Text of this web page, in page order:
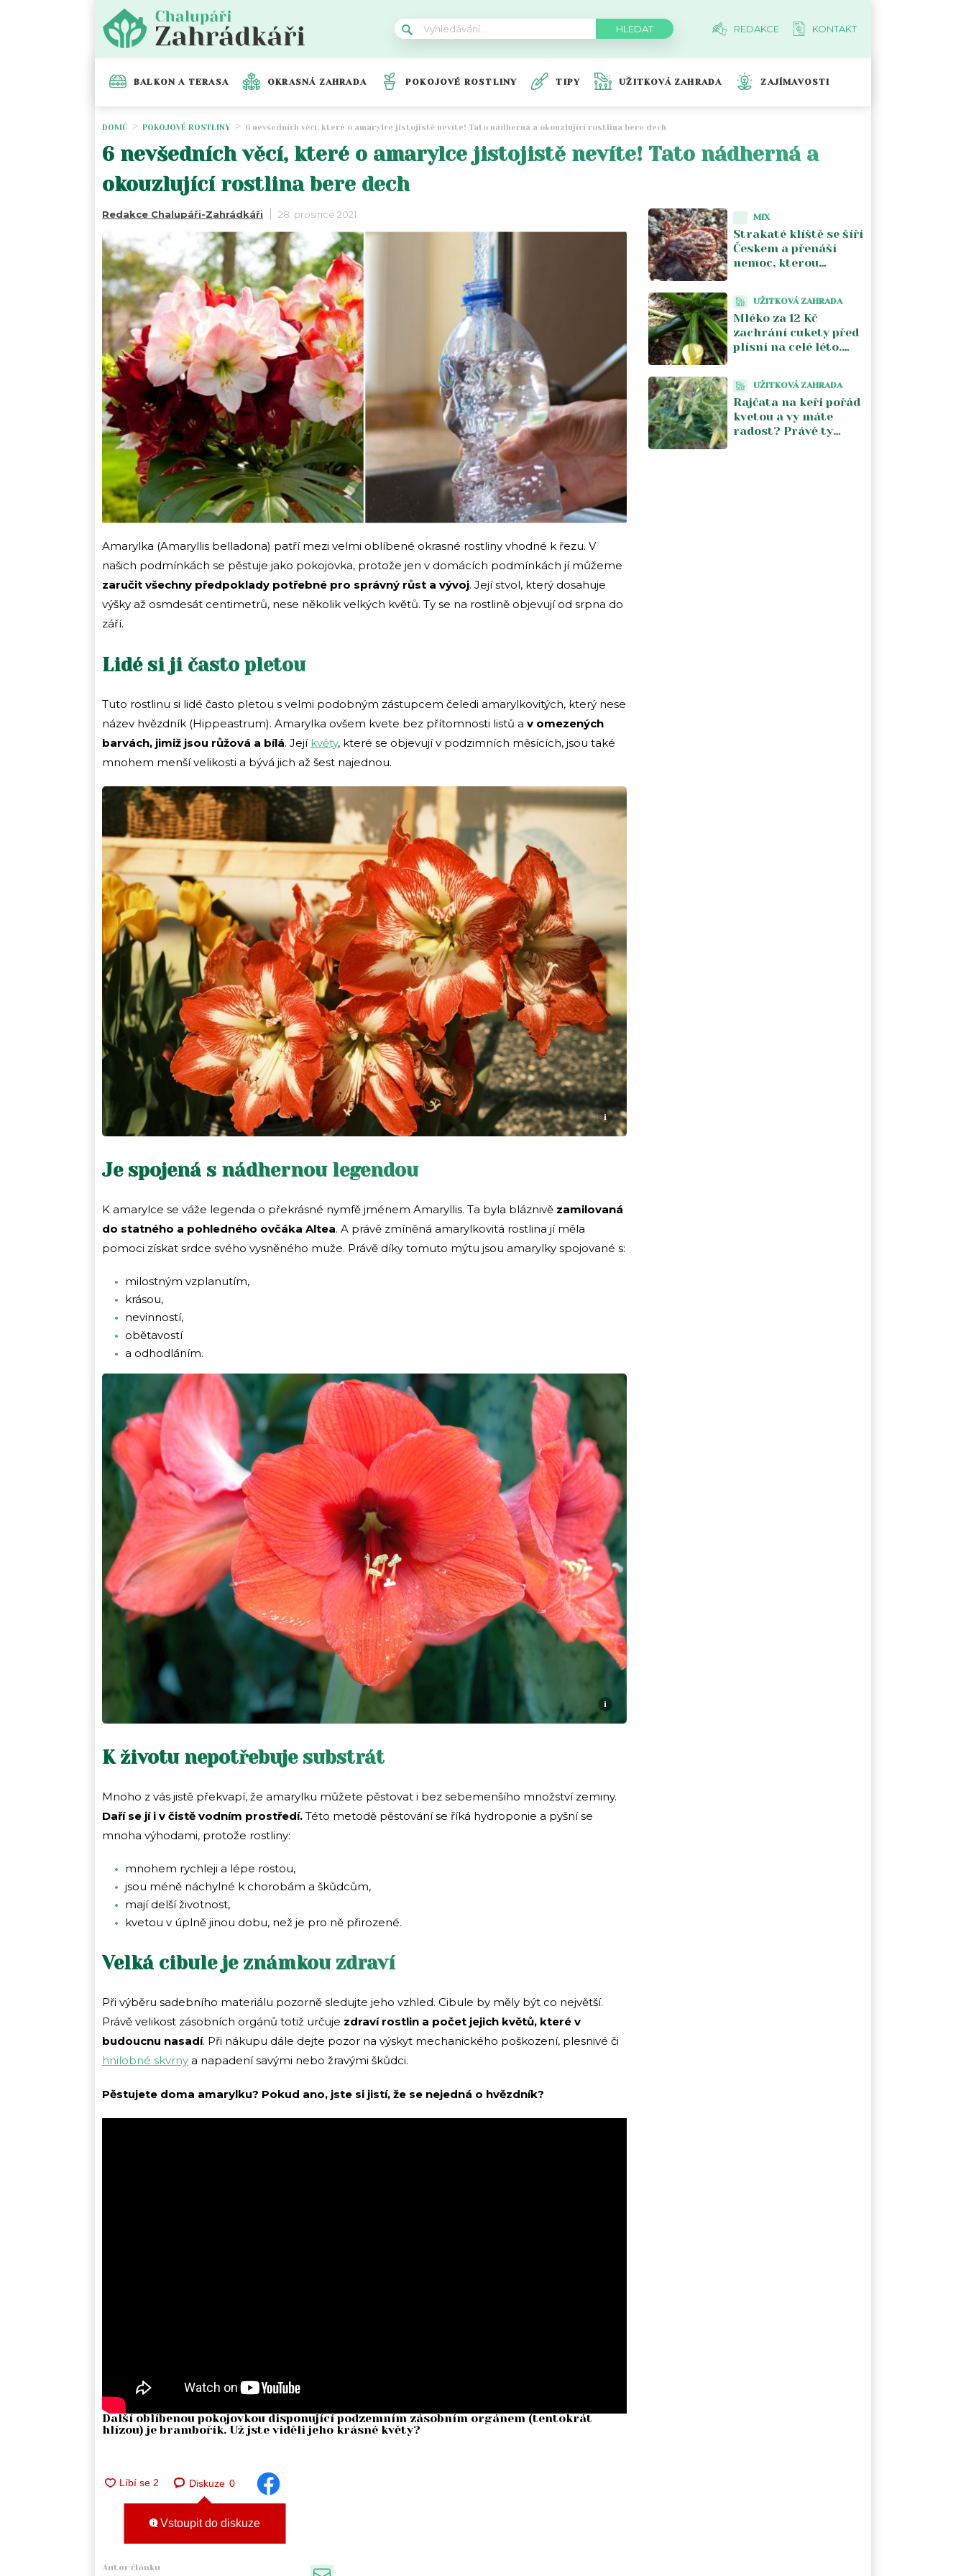
REDAKCE KONTAKT
BALKON A TERASA OKRASNÁ ZAHRADA POKOJOVÉ ROSTLINY TIPY UŽITKOVÁ ZAHRADA ZAJÍMAVOSTI
DOMŮ POKOJOVÉ ROSTLINY 6 nevšedních věcí, které o amarylce jistojistě nevíte! Tato nádherná a okouzlující rostlina bere dech
6 nevšedních věcí, které o amarylce jistojistě nevíte! Tato nádherná a
okouzlující rostlina bere dech
Redakce Chalupáři-Zahrádkáři 28. prosince 2021
Amarylka (Amaryllis belladona) patří mezi velmi oblíbené okrasné rostliny vhodné k řezu. V
našich podmínkách se pěstuje jako pokojovka, protože jen v domácích podmínkách jí můžeme
zaručit všechny předpoklady potřebné pro správný růst a vývoj. Její stvol, který dosahuje
výšky až osmdesát centimetrů, nese několik velkých květů. Ty se na rostlině objevují od srpna do
září.
Lidé si ji často pletou
Tuto rostlinu si lidé často pletou s velmi podobným zástupcem čeledi amarylkovitých, který nese
název hvězdník (Hippeastrum). Amarylka ovšem kvete bez přítomnosti listů a v omezených
barvách, jimiž jsou růžová a bílá. Její květy, které se objevují v podzimních měsících, jsou také
mnohem menší velikosti a bývá jich až šest najednou.
i
Je spojená s nádhernou legendou
K amarylce se váže legenda o překrásné nymfě jménem Amaryllis. Ta byla bláznivě zamilovaná
do statného a pohledného ovčáka Altea. A právě zmíněná amarylkovitá rostlina jí měla
pomoci získat srdce svého vysněného muže. Právě díky tomuto mýtu jsou amarylky spojované s:
milostným vzplanutím,
krásou,
nevinností,
obětavostí
a odhodláním.
i
K životu nepotřebuje substrát
Mnoho z vás jistě překvapí, že amarylku můžete pěstovat i bez sebemenšího množství zeminy.
Daří se jí i v čistě vodním prostředí. Této metodě pěstování se říká hydroponie a pyšní se
mnoha výhodami, protože rostliny:
mnohem rychleji a lépe rostou,
jsou méně náchylné k chorobám a škůdcům,
mají delší životnost,
kvetou v úplně jinou dobu, než je pro ně přirozené.
Velká cibule je známkou zdraví
Při výběru sadebního materiálu pozorně sledujte jeho vzhled. Cibule by měly být co největší.
Právě velikost zásobních orgánů totiž určuje zdraví rostlin a počet jejich květů, které v
budoucnu nasadí. Při nákupu dále dejte pozor na výskyt mechanického poškození, plesnivé či
hnilobné skvrny a napadení savými nebo žravými škůdci.
Pěstujete doma amarylku? Pokud ano, jste si jistí, že se nejedná o hvězdník?
Další oblíbenou pokojovkou disponující podzemním zásobním orgánem (tentokrát
hlízou) je brambořík. Už jste viděli jeho krásné květy?
Diskuze 0
Vstoupit do diskuze
Autor článku
MIX
Strakaté klíště se šíří
Českem a přenáší
nemoc, kterou
na Moravě
UŽITKOVÁ ZAHRADA
Mléko za 12 Kč
zachrání cukety před
plísní na celé léto.
zdvojnásobí
UŽITKOVÁ ZAHRADA
Rajčata na keři pořád
kvetou a vy máte
radost? Právě ty